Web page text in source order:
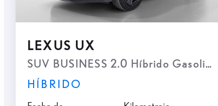
LEXUS UX
SUV BUSINESS 2.0 Híbrido
HÍBRIDO